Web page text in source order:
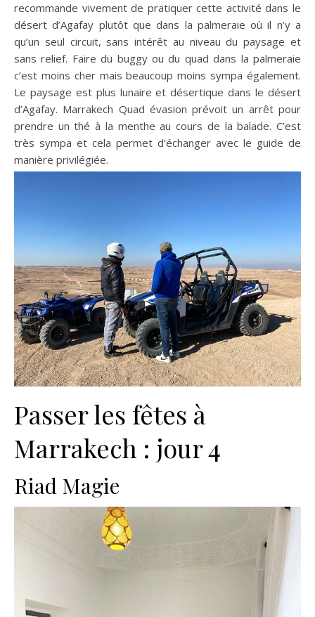
recommande vivement de pratiquer cette activité dans le
désert d’Agafay plutôt que dans la palmeraie où il n’y a
qu’un seul circuit, sans intérêt au niveau du paysage et
sans relief. Faire du buggy ou du quad dans la palmeraie
c’est moins cher mais beaucoup moins sympa également.
Le paysage est plus lunaire et désertique dans le désert
d’Agafay. Marrakech Quad évasion prévoit un arrêt pour
prendre un thé à la menthe au cours de la balade. C’est
très sympa et cela permet d’échanger avec le guide de
manière privilégiée.
Passer les fêtes à
Marrakech : jour 4
Riad Magie